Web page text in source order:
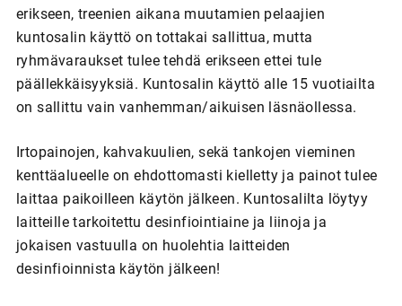
erikseen, treenien aikana muutamien pelaajien
kuntosalin käyttö on tottakai sallittua, mutta
ryhmävaraukset tulee tehdä erikseen ettei tule
päällekkäisyyksiä. Kuntosalin käyttö alle 15 vuotiailta
on sallittu vain vanhemman/aikuisen läsnäollessa.
Irtopainojen, kahvakuulien, sekä tankojen vieminen
kenttäalueelle on ehdottomasti kielletty ja painot tulee
laittaa paikoilleen käytön jälkeen. Kuntosalilta löytyy
laitteille tarkoitettu desinfiointiaine ja liinoja ja
jokaisen vastuulla on huolehtia laitteiden
desinfioinnista käytön jälkeen!